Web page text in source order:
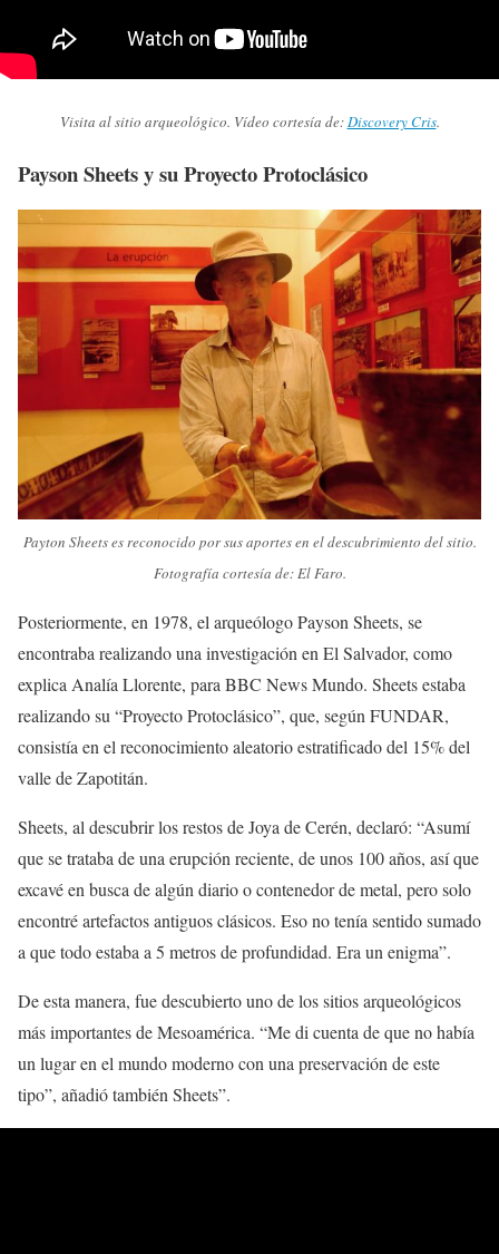
Visita al sitio arqueológico. Vídeo cortesía de:Discovery Cris.
Payson Sheets y su Proyecto Protoclásico
Payton Sheets es reconocido por sus aportes en el descubrimiento del sitio.
Fotografía cortesía de: El Faro.
Posteriormente, en 1978, el arqueólogo Payson Sheets, se
encontraba realizando una investigación en El Salvador, como
explica Analía Llorente, para BBC News Mundo. Sheets estaba
realizando su “Proyecto Protoclásico”, que, según FUNDAR,
consistía en el reconocimiento aleatorio estratificado del 15% del
valle de Zapotitán.
Sheets, al descubrir los restos de Joya de Cerén, declaró: “Asumí
que se trataba de una erupción reciente, de unos 100 años, así que
excavé en busca de algún diario o contenedor de metal, pero solo
encontré artefactos antiguos clásicos. Eso no tenía sentido sumado
a que todo estaba a 5 metros de profundidad. Era un enigma”.
De esta manera, fue descubierto uno de los sitios arqueológicos
más importantes de Mesoamérica. “Me di cuenta de que no había
un lugar en el mundo moderno con una preservación de este
tipo”, añadió también Sheets”.